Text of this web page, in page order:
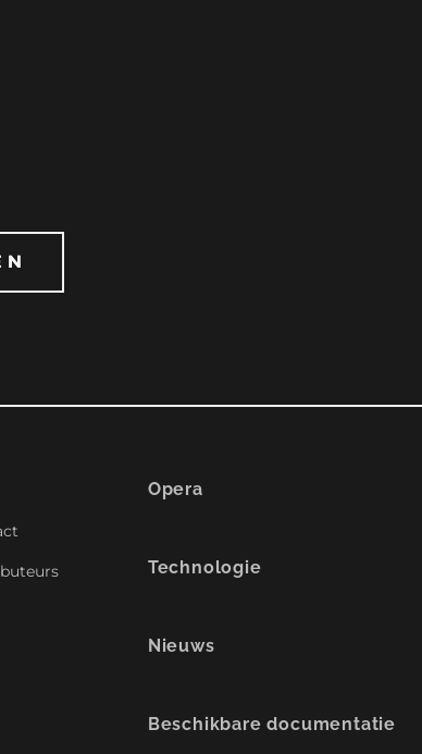
Opera
Technologie
Nieuws
Beschikbare documentatie